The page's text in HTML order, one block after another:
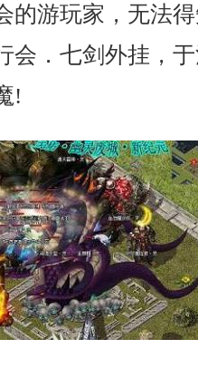
的游玩家，无法
会．七剑外挂，
!